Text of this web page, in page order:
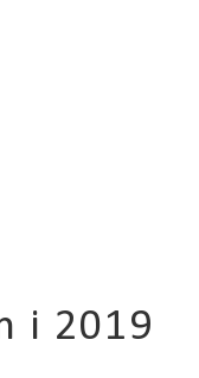
i 2019